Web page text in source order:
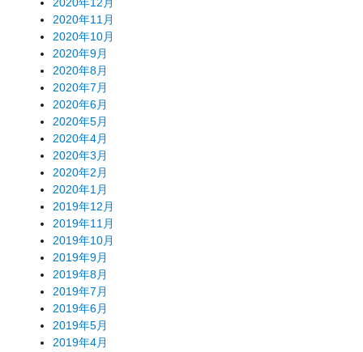
2020年12月
2020年11月
2020年10月
2020年9月
2020年8月
2020年7月
2020年6月
2020年5月
2020年4月
2020年3月
2020年2月
2020年1月
2019年12月
2019年11月
2019年10月
2019年9月
2019年8月
2019年7月
2019年6月
2019年5月
2019年4月